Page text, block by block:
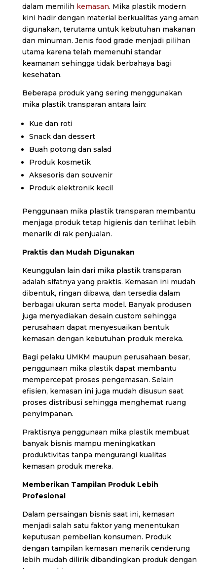
dalam memilih kemasan. Mika plastik modern
kini hadir dengan material berkualitas yang aman
digunakan, terutama untuk kebutuhan makanan
dan minuman. Jenis food grade menjadi pilihan
utama karena telah memenuhi standar
keamanan sehingga tidak berbahaya bagi
kesehatan.
Beberapa produk yang sering menggunakan
mika plastik transparan antara lain:
Kue dan roti
Snack dan dessert
Buah potong dan salad
Produk kosmetik
Aksesoris dan souvenir
Produk elektronik kecil
Penggunaan mika plastik transparan membantu
menjaga produk tetap higienis dan terlihat lebih
menarik di rak penjualan.
Praktis dan Mudah Digunakan
Keunggulan lain dari mika plastik transparan
adalah sifatnya yang praktis. Kemasan ini mudah
dibentuk, ringan dibawa, dan tersedia dalam
berbagai ukuran serta model. Banyak produsen
juga menyediakan desain custom sehingga
perusahaan dapat menyesuaikan bentuk
kemasan dengan kebutuhan produk mereka.
Bagi pelaku UMKM maupun perusahaan besar,
penggunaan mika plastik dapat membantu
mempercepat proses pengemasan. Selain
efisien, kemasan ini juga mudah disusun saat
proses distribusi sehingga menghemat ruang
penyimpanan.
Praktisnya penggunaan mika plastik membuat
banyak bisnis mampu meningkatkan
produktivitas tanpa mengurangi kualitas
kemasan produk mereka.
Memberikan Tampilan Produk Lebih
Profesional
Dalam persaingan bisnis saat ini, kemasan
menjadi salah satu faktor yang menentukan
keputusan pembelian konsumen. Produk
dengan tampilan kemasan menarik cenderung
lebih mudah dilirik dibandingkan produk dengan